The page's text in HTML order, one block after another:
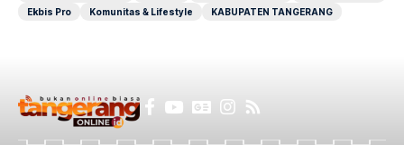
Ekbis Pro
Komunitas & Lifestyle KABUPATEN TANGERANG